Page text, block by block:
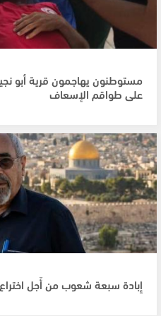
مستوطنون يهاجمون قرية أبو
على طواقم الإسعاف
إِبادة سبعة شعوب من أَجل